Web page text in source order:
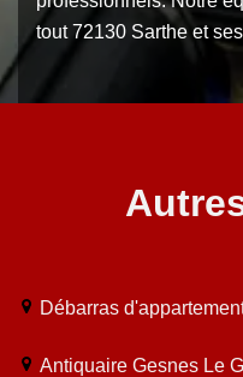
tout 72130 Sarthe et
Débarras
Antiquaire Gesnes Le